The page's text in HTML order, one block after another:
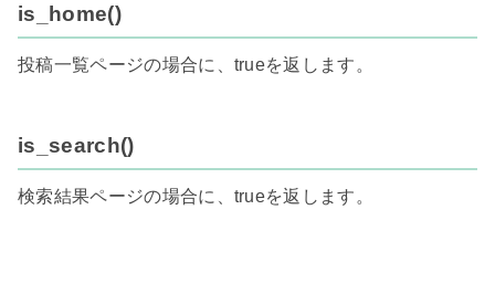
is_home()
投稿一覧ページの場合に、trueを返します。
is_search()
検索結果ページの場合に、trueを返します。